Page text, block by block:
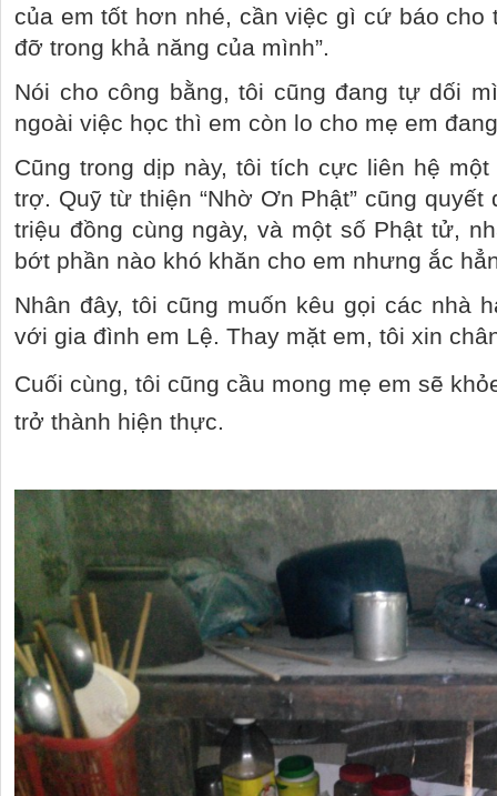
của em tốt hơn nhé, cần việc gì cứ báo cho
đỡ trong khả năng của mình”.
Nói cho công bằng, tôi cũng đang tự dối
ngoài việc học thì em còn lo cho mẹ em
Cũng trong dịp này, tôi tích cực liên hệ
trợ. Quỹ từ thiện “Nhờ Ơn Phật” cũng
triệu đồng cùng ngày, và một số Phật tử,
bớt phần nào khó khăn cho em nhưng ắc
Nhân đây, tôi cũng muốn kêu gọi các nhà
với gia đình em Lệ. Thay mặt em, tôi xin
Cuối cùng, tôi cũng cầu mong mẹ em sẽ
trở thành hiện thực.